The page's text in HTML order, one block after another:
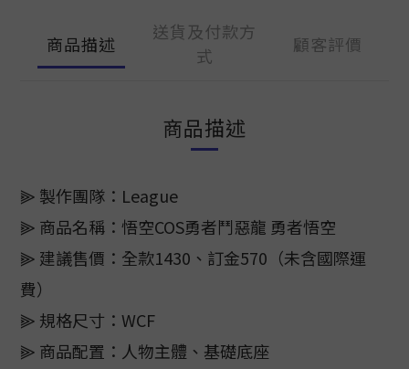
商品描述
送貨及付款方
式
顧客評價
商品描述
⫸ 製作團隊：League
⫸ 商品名稱：悟空COS勇者鬥惡龍 勇者悟空
⫸ 建議售價：全款1430、訂金570（未含國際運
費）
⫸ 規格尺寸：WCF
⫸ 商品配置：人物主體、基礎底座